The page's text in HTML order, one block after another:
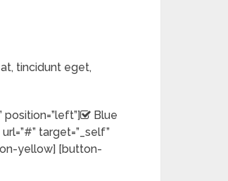
tincidunt eget,
Blue
target=”_self”
yellow] [button-